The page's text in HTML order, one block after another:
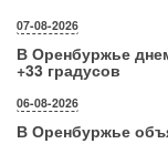
07-08-2026
В Оренбуржье
+33 градусов
06-08-2026
В Оренбуржье